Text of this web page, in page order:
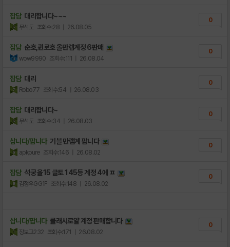
잡담 대리합니다~~~
무석도 조회수:28 | 26.08.05
0
잡담 순호,퀸로호 올만렙계정 6판매
wow9990 조회수:111 | 26.08.04
0
잡담 대리
Robo77 조회수:54 | 26.08.03
0
잡담 대리합니다~
무석도 조회수:34 | 26.08.03
0
삽니다/팝니다 기블 만랩계 팝니다
apkpure 조회수:146 | 26.08.02
0
잡담 석궁 올15 글토 145등 계정 4에 ㅍ
김정우GG1F 조회수:148 | 26.08.02
0
삽니다/팝니다 클래시로얄 계정 판매합니다
장보고232 조회수:171 | 26.08.02
0